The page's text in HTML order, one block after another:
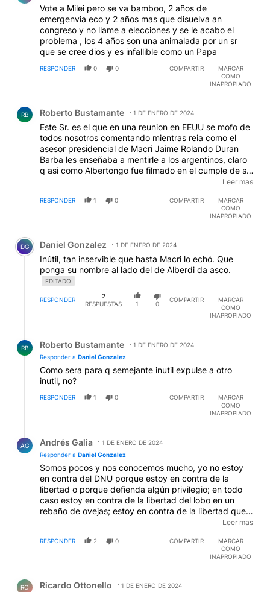
Vote a Milei pero se va bamboo, 2 años de
emergenvia eco y 2 años mas que disuelva an
congreso y no llame a elecciones y se le acabo el
problema , los 4 años son una animalada por un sr
que se cree dios y es infallible como un Papa
RESPONDER 0 0 COMPARTIR
MARCAR
COMO
INAPROPIADO
RB Roberto Bustamante 1 DE ENERO DE 2024
Este Sr. es el que en una reunion en EEUU se mofo de
todos nosotros comentando mientras reia como el
asesor presidencial de Macri Jaime Rolando Duran
Barba les enseñaba a mentirle a los argentinos, claro
q asi como Albertongo fue filmado en el cumple de su
Sra tambien Sturzenegguer lo fue. A la comprobada
Leer mas
RESPONDER 1 0 COMPARTIR
MARCAR
COMO
INAPROPIADO
Comentario de Daniel Gonzalez.
DG Daniel Gonzalez 1 DE ENERO DE 2024
Inútil, tan inservible que hasta Macri lo echó. Que
ponga su nombre al lado del de Alberdi da asco.
EDITADO
RESPONDER
2
RESPUESTAS
1 0
COMPARTIR
MARCAR
COMO
INAPROPIADO
RB Roberto Bustamante
1 DE ENERO DE 2024
Responder a Daniel Gonzalez
Como sera para q semejante inutil expulse a otro
inutil, no?
RESPONDER 1 0 COMPARTIR
MARCAR
COMO
INAPROPIADO
AG Andrés Galia
1 DE ENERO DE 2024
Responder a Daniel Gonzalez
Somos pocos y nos conocemos mucho, yo no estoy
en contra del DNU porque estoy en contra de la
libertad o porque defienda algún privilegio; en todo
caso estoy en contra de la libertad del lobo en un
rebaño de ovejas; estoy en contra de la libertad que
le permite a los proveedores de servicios maximizar
humanidad; como hizo Volkswagen trampeando sus
tests de emisión de los vehículos diesel que fabrica;
ganancias que terminaron en la crisis financiera del
Leer mas
RESPONDER 2 0 COMPARTIR
MARCAR
COMO
INAPROPIADO
RO Ricardo Ottonello 1 DE ENERO DE 2024